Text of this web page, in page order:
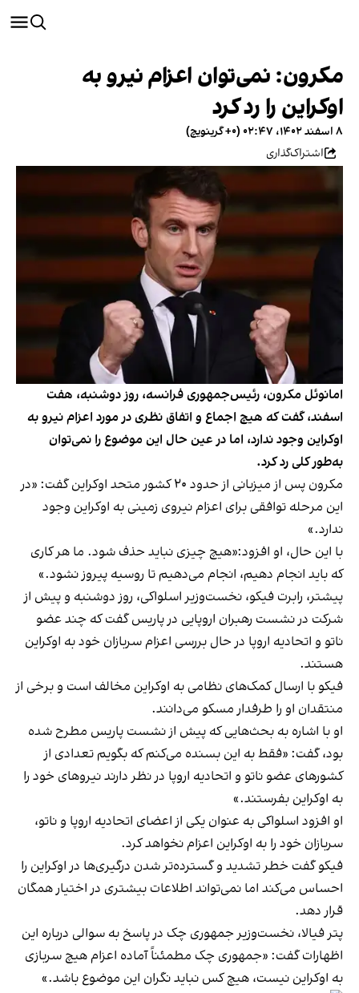
مکرون: نمی‌توان اعزام نیرو به
اوکراین را رد کرد
۸ اسفند ۱۴۰۲، ۰۲:۴۷ (‎+۰ گرینویچ)
اشتراک‌گذاری
امانوئل مکرون، رئیس‌جمهوری فرانسه، روز دوشنبه، هفت
اسفند، گفت که هیچ اجماع و اتفاق نظری در مورد اعزام نیرو به
اوکراین وجود ندارد، اما در عین حال این موضوع را نمی‌توان
به‌طور کلی رد کرد.
مکرون پس از میزبانی از حدود ۲۰ کشور متحد اوکراین گفت: «در
این مرحله توافقی برای اعزام نیروی زمینی به اوکراین وجود
ندارد.»
با این حال، او افزود:«هیچ چیزی نباید حذف شود. ما هر کاری
که باید انجام دهیم، انجام می‌دهیم تا روسیه پیروز نشود.»
پیشتر، رابرت فیکو، نخست‌وزیر اسلواکی، روز دوشنبه و پیش از
شرکت در نشست رهبران اروپایی در پاریس گفت که چند عضو
ناتو و اتحادیه اروپا در حال بررسی اعزام سربازان خود به اوکراین
هستند.
فیکو با ارسال کمک‌های نظامی به اوکراین مخالف است و برخی از
منتقدان او را طرفدار مسکو می‌دانند.
او با اشاره به بحث‌هایی که پیش از نشست پاریس مطرح شده
بود، گفت: «فقط به این بسنده می‌کنم که بگویم تعدادی از
کشورهای عضو ناتو و اتحادیه اروپا در نظر دارند نیروهای خود را
به اوکراین بفرستند.»
او افزود اسلواکی به عنوان یکی از اعضای اتحادیه اروپا و ناتو،
سربازان خود را به اوکراین اعزام نخواهد کرد.
فیکو گفت خطر تشدید و گسترده‌تر شدن درگیری‌ها در اوکراین را
احساس می‌کند اما نمی‌تواند اطلاعات بیشتری در اختیار همگان
قرار دهد.
پتر فیالا، نخست‌وزیر جمهوری چک در پاسخ به سوالی درباره این
اظهارات گفت: «جمهوری چک مطمئناً آماده اعزام هیچ سربازی
به اوکراین نیست، هیچ کس نباید نگران این موضوع باشد.»